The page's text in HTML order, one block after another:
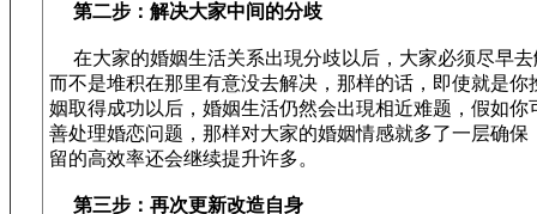
第二步：解决大家中间的分歧
在大家的婚姻生活关系出現分歧以后，大家必须尽早去
而不是堆积在那里有意没去解决，那样的话，即使就是你
姻取得成功以后，婚姻生活仍然会出現相近难题，假如你
善处理婚恋问题，那样对大家的婚姻情感就多了一层确保
留的高效率还会继续提升许多。
第三步：再次更新改造自身